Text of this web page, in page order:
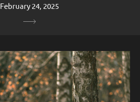
February 24, 2025